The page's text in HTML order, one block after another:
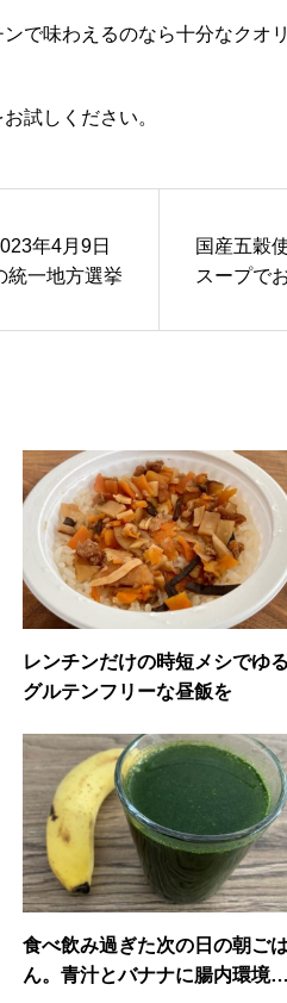
で味わえるのなら十分なクオ
試しください。
年4月9日
一地方選挙
国産五穀
スープで
レンチンだけの時短メシでゆる
グルテンフリーな昼飯を
食べ飲み過ぎた次の日の朝ごは
ん。青汁とバナナに腸内環境を